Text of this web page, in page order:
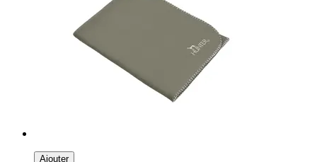
Ajouter